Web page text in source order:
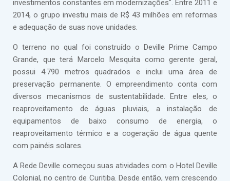
investimentos constantes em modernizações". Entre 2011 e
2014, o grupo investiu mais de R$ 43 milhões em reformas
e adequação de suas nove unidades.
O terreno no qual foi construído o Deville Prime Campo
Grande, que terá Marcelo Mesquita como gerente geral,
possui 4.790 metros quadrados e inclui uma área de
preservação permanente. O empreendimento conta com
diversos mecanismos de sustentabilidade. Entre eles, o
reaproveitamento de águas pluviais, a instalação de
equipamentos de baixo consumo de energia, o
reaproveitamento térmico e a cogeração de água quente
com painéis solares.
A Rede Deville começou suas atividades com o Hotel Deville
Colonial, no centro de Curitiba. Desde então, vem crescendo